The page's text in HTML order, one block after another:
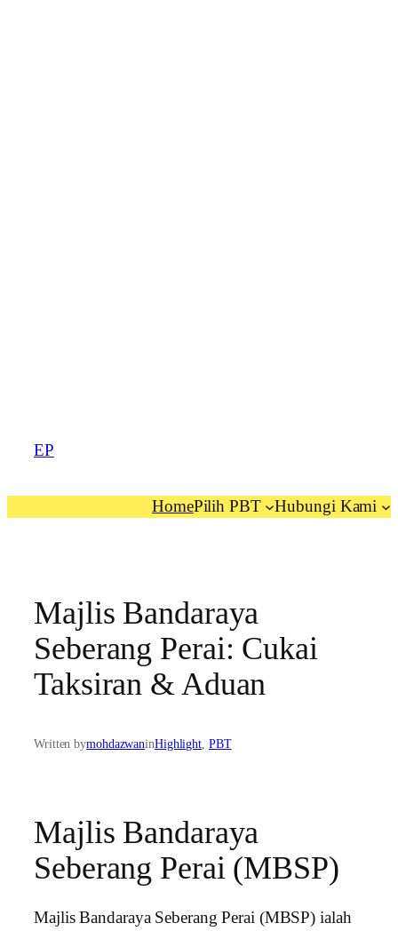
EP
HomePilih PBT Hubungi Kami
Majlis Bandaraya
Seberang Perai: Cukai
Taksiran & Aduan
Written bymohdazwaninHighlight, PBT
Majlis Bandaraya
Seberang Perai (MBSP)
Majlis Bandaraya Seberang Perai (MBSP) ialah